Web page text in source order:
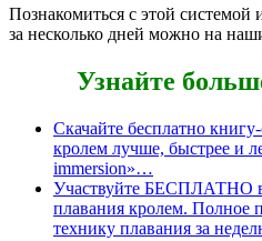
Познакомиться с этой системой
за несколько дней можно на
Узнайте
Скачайте бесплатно
кролем лучше, быстрее и
immersion»…
Участвуйте БЕСПЛАТНО в
плавания кролем. Полное
технику плавания за